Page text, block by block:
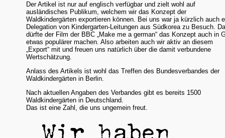
Der Artikel ist nur auf englisch verfügbar und zielt wohl auf
ausländisches Publikum, welchem wir das Konzept der
Waldkindergärten exportieren können. Bei uns war ja kürzlich auch
Delegation von Kindergarten-Leitungen aus Südkorea zu Besuch.
dürfte der Film der BBC „Make me a german“ das Konzept auch in
etwas populärer machen. Also arbeiten auch wir aktiv an diesem
„Export“ mit und freuen uns natürlich über die damit verbundene
Wertschätzung.
Anlass des Artikels ist wohl das Treffen des Bundesverbandes der
Waldkindergärten in Berlin.
Nach aktuellen Angaben des Verbandes gibt es bereits 1500
Waldkindergärten in Deutschland.
Das ist eine Zahl, die uns ungemein freut.
Wir haben